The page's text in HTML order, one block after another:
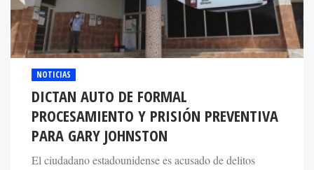
NOTICIAS
DICTAN AUTO DE FORMAL
PROCESAMIENTO Y PRISIÓN PREVENTIVA
PARA GARY JOHNSTON
El ciudadano estadounidense es acusado de delitos
relacionados al tráfico de personas y pornografía infantil